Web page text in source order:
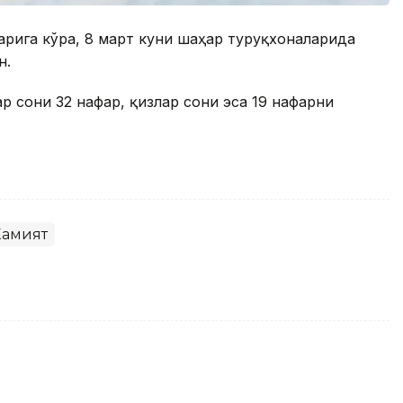
кўра, 8 март куни шаҳар туғруқхоналарида
сони 32 нафар, қизлар сони эса 19 нафарни